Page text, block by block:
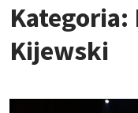
Kategoria:
Kijewski